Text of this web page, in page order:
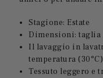
Stagione: Estate
Dimensioni: taglia
Il lavaggio in
temperatura
Tessuto leggero e